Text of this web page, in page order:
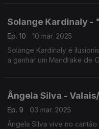
Solange Kardinaly
Ep. 10
10 mar. 2025
Solange Kardinaly é
a ganhar um Mandrake de
Ângela Silva -
Ep. 9
03 mar. 2025
Ângela Silva vive no cantão